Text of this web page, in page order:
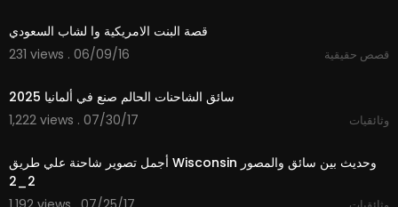
قصة البنت الامريكية وا لشاب السعودي
231 views . 06/09/16
قصص حقيقية
سائق الشاحنات الحالم صنع في ألمانيا 2025
1,222 views . 07/30/17
وثائقيات
أجمل تصوير شاحنة علي طريق Wisconsin وحديث بين سائق والمصور
2_2